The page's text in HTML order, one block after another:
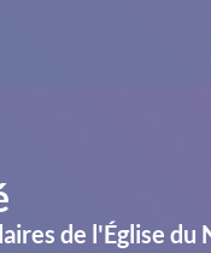
de l'Église du